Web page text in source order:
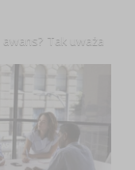
Tak uważa